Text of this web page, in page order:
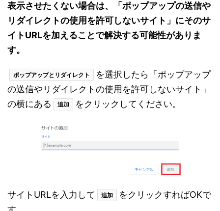
表示させたくない場合は、「ポップアップの送信や
リダイレクトの使用を許可しないサイト」にそのサ
イトURLを加えることで解決する可能性がありま
す。
ポップアップとリダイレクト
を選択したら「ポップアップ
の送信やリダイレクトの使用を許可しないサイト」
の横にある
追加 をクリックしてください。
サイトURLを入力して 追加
をクリックすればOKで